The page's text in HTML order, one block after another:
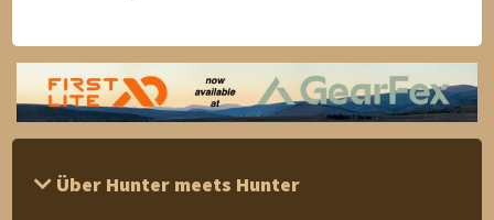
Über Hunter meets Hunter